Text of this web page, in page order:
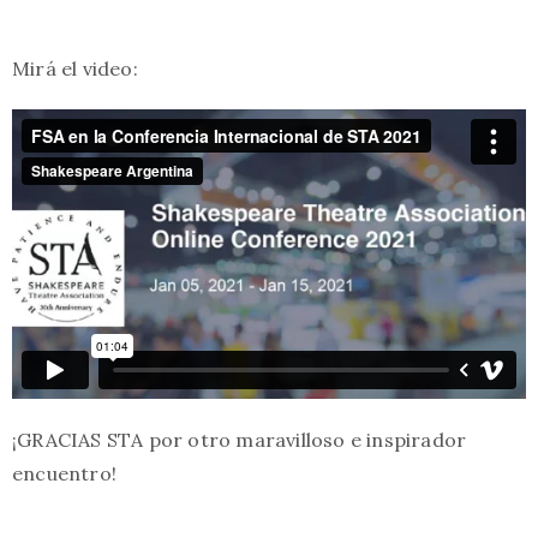
Mirá el video:
¡GRACIAS STA por otro maravilloso e inspirador
encuentro!